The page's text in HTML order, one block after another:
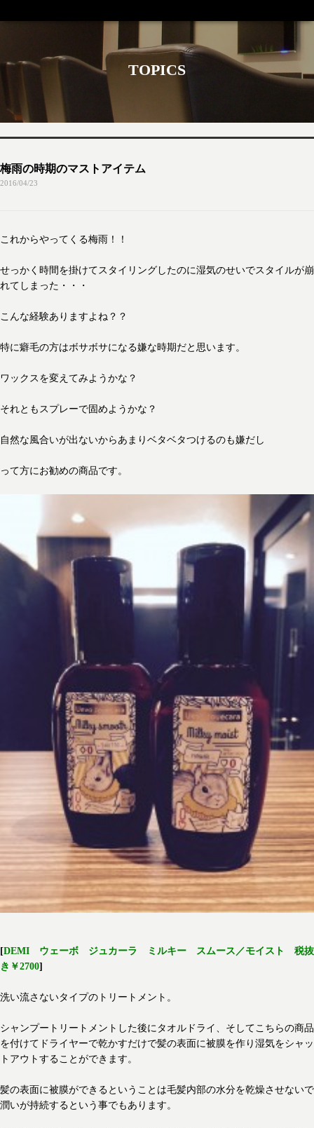
TOPICS
梅雨の時期のマストアイテム
2016/04/23
これからやってくる梅雨！！
せっかく時間を掛けてスタイリングしたのに湿気のせいでスタイルが崩
れてしまった・・・
こんな経験ありますよね？？
特に癖毛の方はボサボサになる嫌な時期だと思います。
ワックスを変えてみようかな？
それともスプレーで固めようかな？
自然な風合いが出ないからあまりベタベタつけるのも嫌だし
って方にお勧めの商品です。
[DEMI ウェーボ ジュカーラ ミルキー スムース／モイスト 税抜
き￥2700]
洗い流さないタイプのトリートメント。
シャンプートリートメントした後にタオルドライ、そしてこちらの商品
を付けてドライヤーで乾かすだけで髪の表面に被膜を作り湿気をシャッ
トアウトすることができます。
髪の表面に被膜ができるということは毛髪内部の水分を乾燥させないで
潤いが持続するという事でもあります。